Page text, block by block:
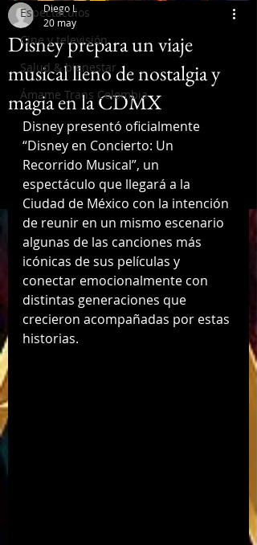
Espectáculos
Cine y televisión
Salud & bienestar
Ámame Trans Colombia
Disney prepara un viaje
musical lleno de nostalgia y
magia en la CDMX
Diego L
20 may
Disney presentó oficialmente
“Disney en Concierto: Un
Recorrido Musical”, un
espectáculo que llegará a la
Ciudad de México con la intención
de reunir en un mismo escenario
algunas de las canciones más
icónicas de sus películas y
conectar emocionalmente con
distintas generaciones que
crecieron acompañadas por estas
historias.